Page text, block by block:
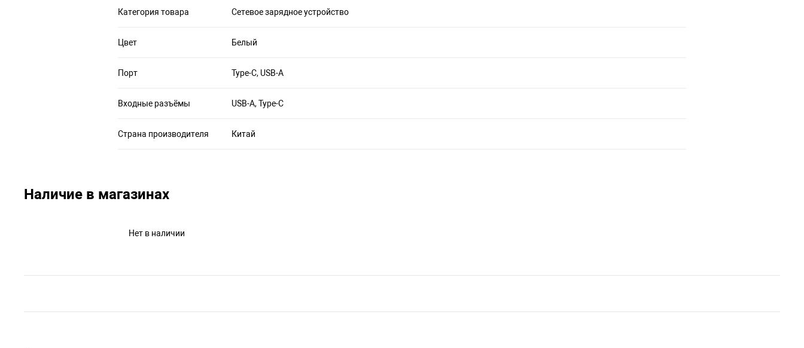
Категория товара Сетевое зарядное устройство
Цвет Белый
Порт Type-C, USB-A
Входные разъёмы USB-A, Type-C
Страна производителя Китай
Наличие в магазинах
Нет в наличии